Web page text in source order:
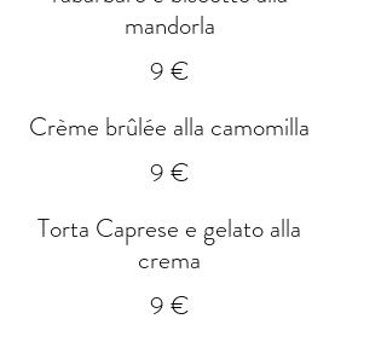
mandorla
9 €
Crème brûlée alla camomilla
9 €
Torta Caprese e gelato alla
crema
9 €